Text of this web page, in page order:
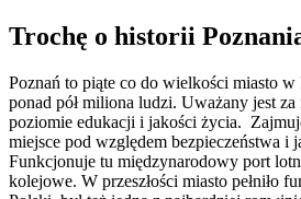
Trochę o historii
Poznań to piąte co do wielkości miasto
ponad pół miliona ludzi. Uważany jest
poziomie edukacji i jakości życia.
miejsce pod względem bezpieczeństwa i
Funkcjonuje tu międzynarodowy port
kolejowe. W przeszłości miasto pełniło